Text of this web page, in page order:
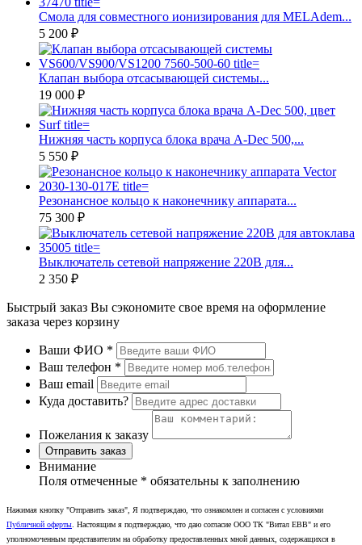
Смола для совместного ионизирования для MELAdem...
5 200 ₽
Клапан выбора отсасывающей системы...
19 000 ₽
Нижняя часть корпуса блока врача A-Dec 500,...
5 550 ₽
Резонансное кольцо к наконечнику аппарата...
75 300 ₽
Выключатель сетевой напряжение 220В для...
2 350 ₽
Быстрый заказ Вы сэкономите свое время на оформление
заказа через корзину
Ваши ФИО *
Ваш телефон *
Ваш email
Куда доставить?
Пожелания к заказу
Отправить заказ
Внимание
Поля отмеченные * обязательны к заполнению
Нажимая кнопку "Отправить заказ", Я подтверждаю, что ознакомлен и согласен с условиями
Публичной оферты. Настоящим я подтверждаю, что даю согласие ООО ТК "Витал ЕВВ" и его
уполномоченным представителям на обработку предоставленных мной данных, содержащихся в